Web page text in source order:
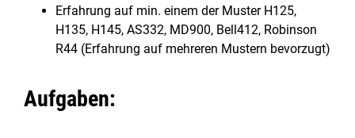
Erfahrung auf min. einem der Muster H125,
H135, H145, AS332, MD900, Bell412, Robinson
R44 (Erfahrung auf mehreren Mustern bevorzugt)
Aufgaben: